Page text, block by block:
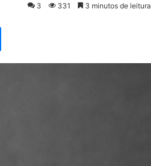
3 331 3 minutos de leitura
Messenger